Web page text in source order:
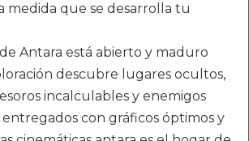
medida que se desarrolla tu
Antara está abierto y maduro
descubre lugares ocultos,
incalculables y enemigos
entregados con gráficos óptimos y